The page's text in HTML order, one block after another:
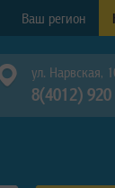
Ваш регион
ул. Нарвская,
8(4012)